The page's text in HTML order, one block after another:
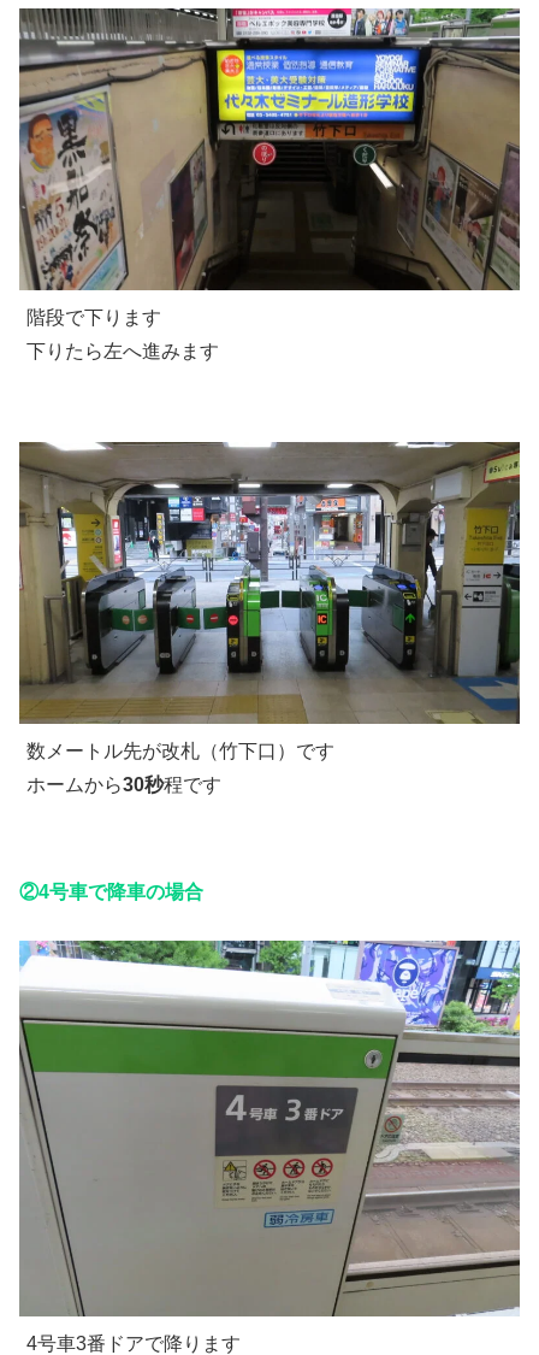
階段で下ります
下りたら左へ進みます
数メートル先が改札（竹下口）です
ホームから30秒程です
②4号車で降車の場合
4号車3番ドアで降ります